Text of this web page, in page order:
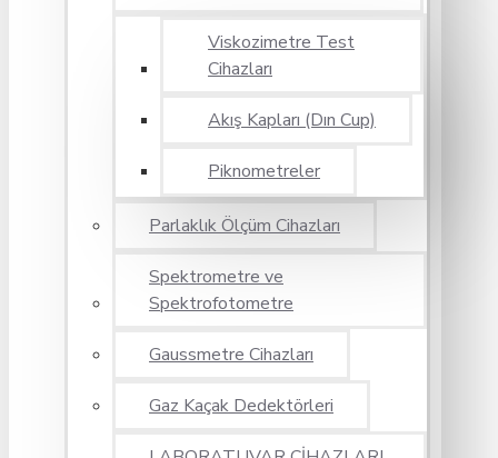
Viskozimetre Test
Cihazları
Akış Kapları (Dın Cup)
Piknometreler
Parlaklık Ölçüm Cihazları
Spektrometre ve
Spektrofotometre
Gaussmetre Cihazları
Gaz Kaçak Dedektörleri